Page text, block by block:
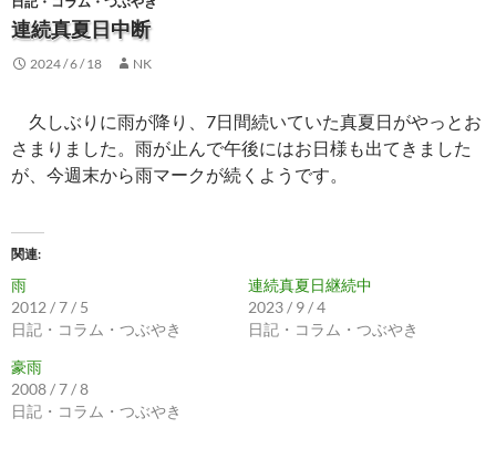
ツ
ス
プ
連続真夏日中断
2024 / 6 / 18 NK
久しぶりに雨が降り、7日間続いていた真夏日がやっとお
さまりました。雨が止んで午後にはお日様も出てきました
が、今週末から雨マークが続くようです。
関連
雨
2012 / 7 / 5
日記・コラム・つぶやき
連続真夏日継続中
2023 / 9 / 4
日記・コラム・つぶやき
豪雨
2008 / 7 / 8
日記・コラム・つぶやき